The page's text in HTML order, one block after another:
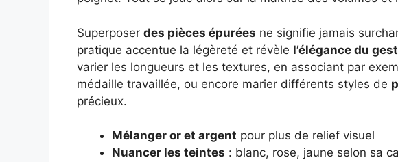
Superposer des pièces épurées ne signifie jamais
pratique accentue la légèreté et révèle l’élégance du
varier les longueurs et les textures, en associant par
médaille travaillée, ou encore marier différents styles de
précieux.
Mélanger or et argent pour plus de relief visuel
Nuancer les teintes : blanc, rose, jaune selon sa